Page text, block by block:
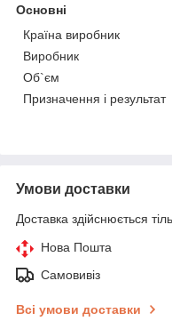
Основні
Країна виробник
Виробник
Об`єм
Призначення і результат
Умови доставки
Доставка здійснюється
Нова Пошта
Самовивіз
Всі умови доставки